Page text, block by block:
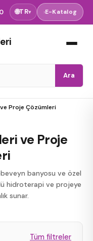
🌐TR▾ ›E-Katalog
Ara
Proje Çözümleri
ve Proje
banyosu ve özel
hidroterapi ve projeye
sunar.
Tüm filtreler